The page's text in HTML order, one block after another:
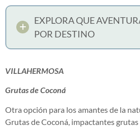
EXPLORA QUE
POR DESTINO
VILLAHERMOSA
Grutas de Coconá
Otra opción para los amantes de la
Grutas de Coconá, impactantes grutas